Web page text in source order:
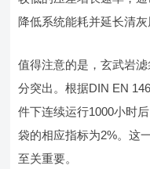
降低系统能耗并延长清灰
值得注意的是，玄武岩
分突出。根据DIN EN
件下连续运行1000小时
袋的相应指标为2%。这
至关重要。